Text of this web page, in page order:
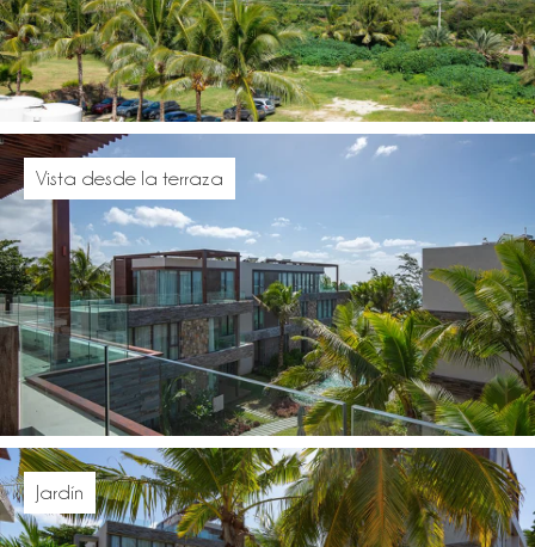
Vista desde la terraza
Jardín